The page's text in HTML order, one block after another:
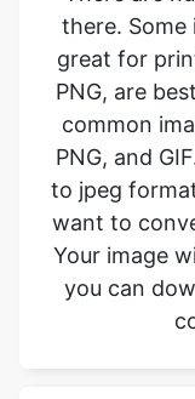
common
PNG, and
to jpeg
want to
Your image
you can
Will